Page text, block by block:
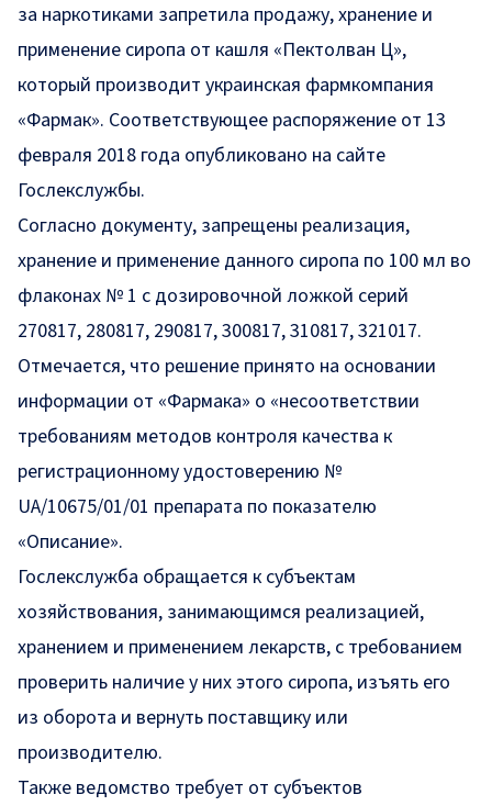
за наркотиками запретила продажу, хранение и
применение сиропа от кашля «Пектолван Ц»,
который производит украинская фармкомпания
«Фармак». Соответствующее распоряжение от 13
февраля 2018 года опубликовано на сайте
Гослекслужбы.
Согласно документу, запрещены реализация,
хранение и применение данного сиропа по 100 мл во
флаконах № 1 с дозировочной ложкой серий
270817, 280817, 290817, 300817, 310817, 321017.
Отмечается, что решение принято на основании
информации от «Фармака» о «несоответствии
требованиям методов контроля качества к
регистрационному удостоверению №
UA/10675/01/01 препарата по показателю
«Описание».
Гослекслужба обращается к субъектам
хозяйствования, занимающимся реализацией,
хранением и применением лекарств, с требованием
проверить наличие у них этого сиропа, изъять его
из оборота и вернуть поставщику или
производителю.
Также ведомство требует от субъектов